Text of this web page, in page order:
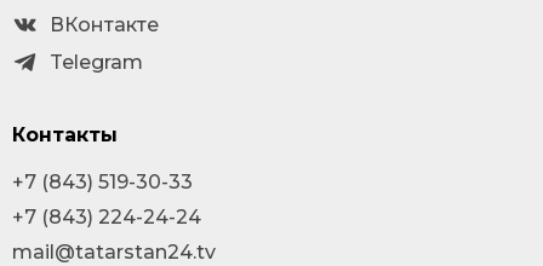
ВКонтакте
Telegram
Контакты
+7 (843) 519-30-33
+7 (843) 224-24-24
mail@tatarstan24.tv